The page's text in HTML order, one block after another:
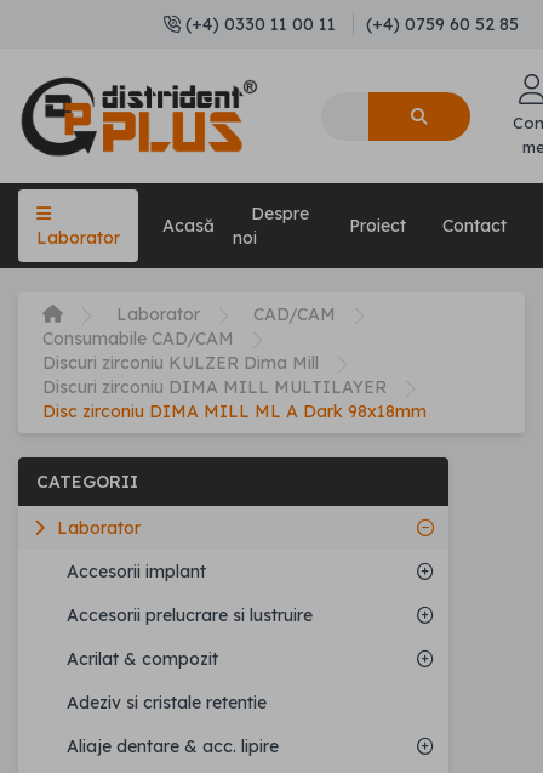
(+4) 0330 11 00 11 (+4) 0759 60 52 85
Laborator
Acasă
Despre
noi
Proiect Contact
Laborator
CAD/CAM
Consumabile CAD/CAM
Discuri zirconiu KULZER Dima Mill
Discuri zirconiu DIMA MILL MULTILAYER
Disc zirconiu DIMA MILL ML A Dark 98x18mm
CATEGORII
Laborator
Accesorii implant
Accesorii prelucrare si lustruire
Acrilat & compozit
Adeziv si cristale retentie
Aliaje dentare & acc. lipire